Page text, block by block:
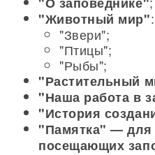
"Животный мир":
"Звери";
"Птицы";
"Рыбы";
"Растительный
"Наша работа в
"История
"Памятка" — для
посещающих